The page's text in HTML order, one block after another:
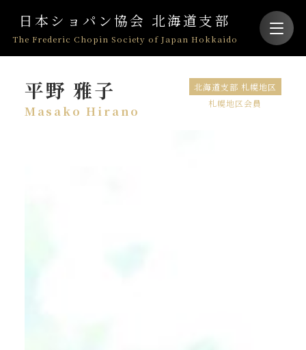
日本ショパン協会 北海道支部
The Frederic Chopin Society of Japan Hokkaido
平野 雅子
Masako Hirano
北海道支部 札幌地区
札幌地区会員